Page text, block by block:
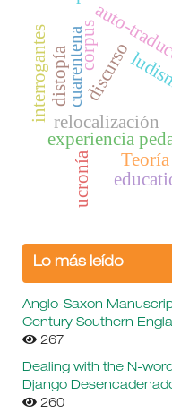
experiencia
discurso
auto-
relocalización
cuarentena
ucronía
distopía
interrogantes corpus
Lo más leído
Anglo-Saxon
Century Southern
267
Dealing with the N-
Django
260